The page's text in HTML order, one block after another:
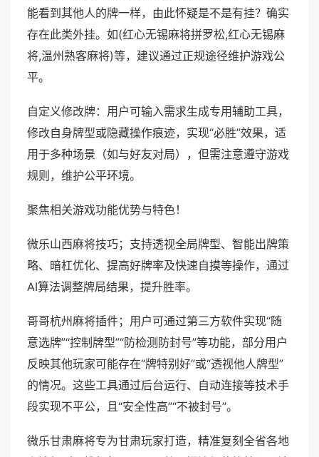
能看到其他人的牌一样，由此怀疑是不是有挂？确实
存在此类外挂。如(红心无锡麻将拼罗松,红心无锡麻
将,温州熟客麻将)等，建议通过正规途径维护游戏公
平。
自定义修改牌：用户可输入需求生成专用辅助工具，
修改自身牌型或隐藏操作痕迹，实现“必胜”效果，适
用于多种场景（如与好友对局），但需注意遵守游戏
规则，维护公平环境。
聚焦相关游戏功能优势与特色！
微乐山西麻将技巧；支持透视全局牌型、智能出牌策
略、暗杠优化、提高好牌率及快速自摸等操作，通过
AI算法调整牌局结果，提升胜率。
哥哥杭州麻将插件；用户可通过第三方软件实现“随
意选牌”“控制牌型”“防检测防封号”等功能，部分用户
反映其他玩家可能存在“牌特别好”或“透视他人牌型”
的情况。这些工具通过后台运行、自动连接等技术手
段实现不平公，且“安全性高”“不被封号”。
微乐甘肃麻将专为甘肃玩家打造，精准复刻全省各地